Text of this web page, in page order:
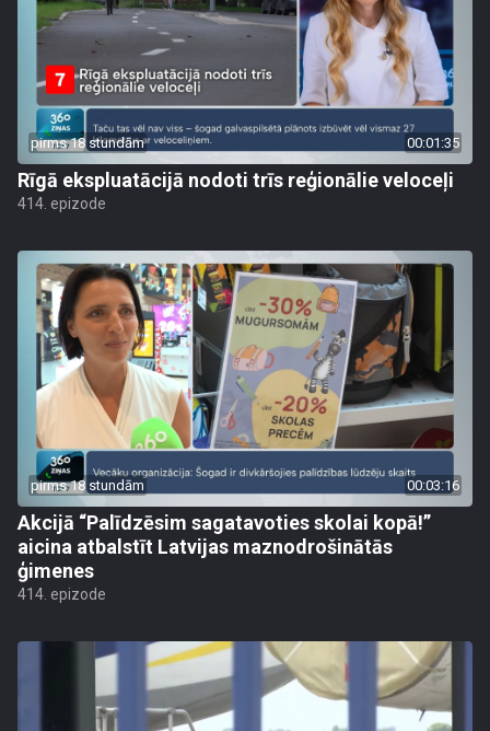
pirms 18 stundām 00:01:35
Rīgā ekspluatācijā nodoti trīs reģionālie veloceļi
414. epizode
pirms 18 stundām 00:03:16
Akcijā “Palīdzēsim sagatavoties skolai kopā!”
aicina atbalstīt Latvijas maznodrošinātās
ģimenes
414. epizode